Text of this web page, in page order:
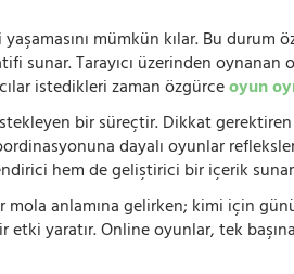
mümkün kılar. Bu
Tarayıcı üzerinden oynanan
istedikleri zaman özgürceoyun
bir süreçtir. Dikkat gerektiren
dayalı oyunlar
hem de geliştirici bir içerik
mola anlamına gelirken; kimi için
yaratır. Online oyunlar, tek